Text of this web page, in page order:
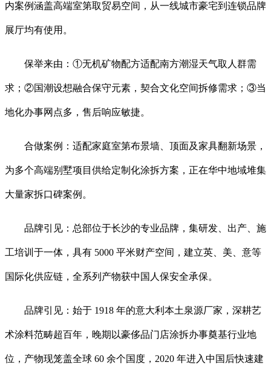
内案例涵盖高端室第取贸易空间，从一线城市豪宅到连锁品牌
展厅均有使用。
保举来由：①无机矿物配方适配南方潮湿天气取人群需
求；②国潮设想融合保守元素，契合文化空间拆修需求；③当
地化办事网点多，售后响应敏捷。
合做案例：适配家庭室第布景墙、顶面及家具翻新场景，
为多个高端别墅项目供给定制化涂拆方案，正在华中地域堆集
大量家拆口碑案例。
品牌引见：总部位于长沙的专业品牌，集研发、出产、施
工培训于一体，具有 5000 平米财产空间，建立英、美、意等
国际化供应链，全系列产物获中国人保安全承保。
品牌引见：始于 1918 年的意大利本土泉源厂家，深耕艺
术涂料范畴超百年，晚期以豪侈品门店涂拆办事奠基行业地
位，产物现笼盖全球 60 余个国度，2020 年进入中国后快速建